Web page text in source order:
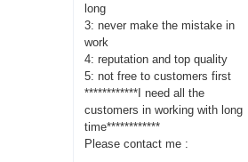
long
3: never make the mistake in
work
4: reputation and top quality
5: not free to customers first
************I need all the
customers in working with long
time************
Please contact me :